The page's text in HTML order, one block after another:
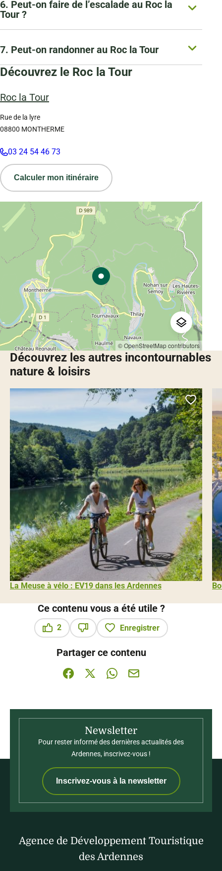
6. Peut-on faire de l’escalade au Roc la
Tour ?
7. Peut-on randonner au Roc la Tour
Découvrez le Roc la Tour
© OpenStreetMap contributors
Roc la Tour
Rue de la lyre
08800 MONTHERME
03 24 54 46 73
Calculer mon itinéraire
Découvrez les autres incontournables
nature & loisirs
La Meuse à vélo : EV19 dans les Ardennes
Ce contenu vous a été utile ?
2
Enregistrer
Partager ce contenu
Partager sur Facebook (nouvelle fenêtre)
Partager sur X / Twitter (nouvelle
Partager sur WhatsApp
Partager par mail
Newsletter
Pour rester informé des dernières actualités des
Ardennes, inscrivez-vous !
Inscrivez-vous à la newsletter
Agence de Développement Touristique
des Ardennes